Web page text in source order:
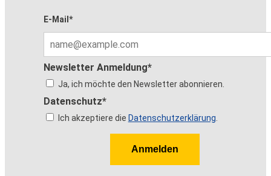
E-Mail*
Newsletter Anmeldung*
Ja, ich möchte den Newsletter abonnieren.
Datenschutz*
Ich akzeptiere die Datenschutzerklärung.
Anmelden